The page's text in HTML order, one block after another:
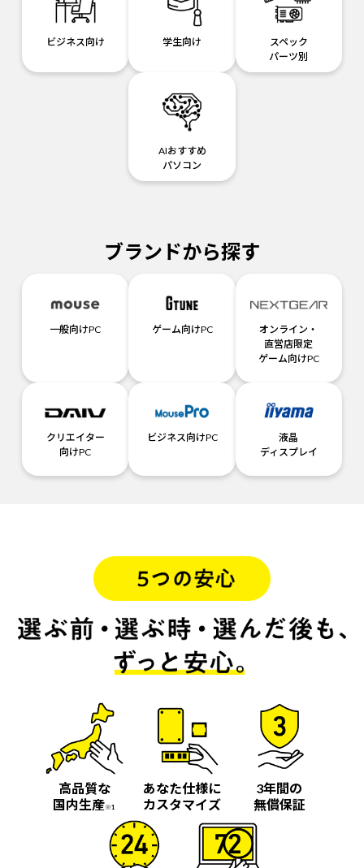
ビジネス向け 学生向け
スペック
パーツ別
AIおすすめ
パソコン
ブランドから探す
一般向けPC ゲーム向けPC
オンライン・
直営店限定
ゲーム向けPC
クリエイター
向けPC
ビジネス向けPC
液晶
ディスプレイ
高品質な
国内生産※1
あなた仕様に
カスタマイズ
3年間の
無償保証